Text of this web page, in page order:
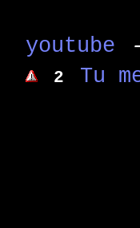
youtube
2 Tu